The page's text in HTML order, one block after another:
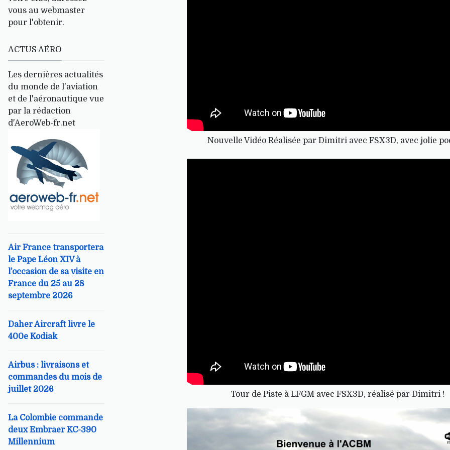
Nouvelle Vidéo Réalisée par Dimitri avec FSX3D, avec jolie
Tour de Piste à LFGM avec FSX3D, réalisé par Dimitri !
vous au webmaster
pour l'obtenir.
ACTUS AÉRO
Les dernières actualités
du monde de l'aviation
et de l'aéronautique vue
par la rédaction
d'AeroWeb-fr.net
Air France transportera
le Pape Léon XIV à
l’occasion de sa visite en
France du 25 au 28
septembre 2026
Daher Aircraft livre le
400e Kodiak
Airbus : livraisons et
commandes du mois de
juillet 2026
La Colombie commande
deux Embraer KC-390
Millennium